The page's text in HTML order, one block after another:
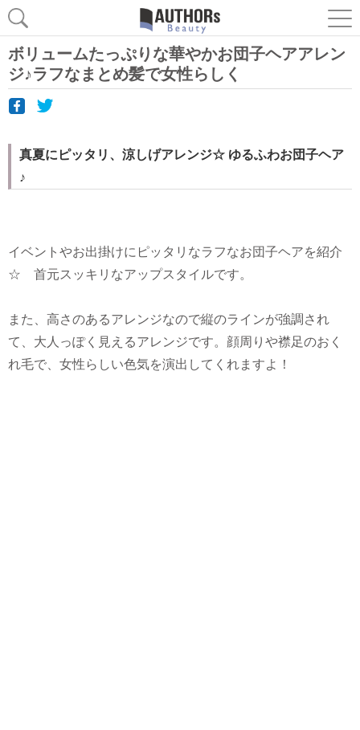
ボリュームたっぷりな華やかお団子ヘアアレン
ジ♪ラフなまとめ髪で女性らしく
真夏にピッタリ、涼しげアレンジ☆ ゆるふわお団子ヘア
♪
イベントやお出掛けにピッタリなラフなお団子ヘアを紹介
☆ 首元スッキリなアップスタイルです。
また、高さのあるアレンジなので縦のラインが強調され
て、大人っぽく見えるアレンジです。顔周りや襟足のおく
れ毛で、女性らしい色気を演出してくれますよ！